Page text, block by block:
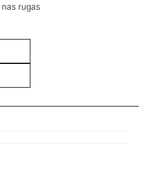
rugas